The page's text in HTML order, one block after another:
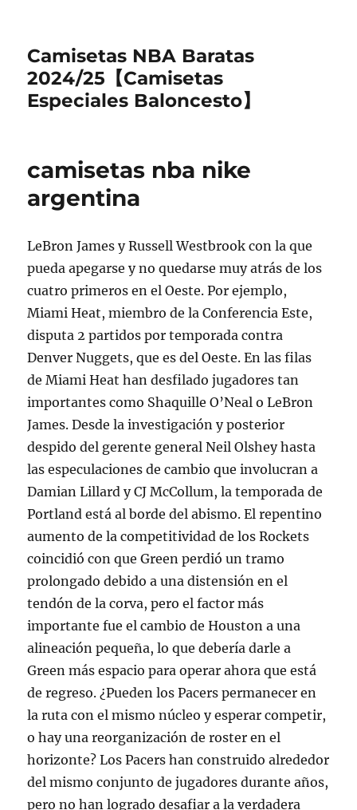
Camisetas NBA Baratas
2024/25【Camisetas
Especiales Baloncesto】
camisetas nba nike
argentina
LeBron James y Russell Westbrook con la que
pueda apegarse y no quedarse muy atrás de los
cuatro primeros en el Oeste. Por ejemplo,
Miami Heat, miembro de la Conferencia Este,
disputa 2 partidos por temporada contra
Denver Nuggets, que es del Oeste. En las filas
de Miami Heat han desfilado jugadores tan
importantes como Shaquille O’Neal o LeBron
James. Desde la investigación y posterior
despido del gerente general Neil Olshey hasta
las especulaciones de cambio que involucran a
Damian Lillard y CJ McCollum, la temporada de
Portland está al borde del abismo. El repentino
aumento de la competitividad de los Rockets
coincidió con que Green perdió un tramo
prolongado debido a una distensión en el
tendón de la corva, pero el factor más
importante fue el cambio de Houston a una
alineación pequeña, lo que debería darle a
Green más espacio para operar ahora que está
de regreso. ¿Pueden los Pacers permanecer en
la ruta con el mismo núcleo y esperar competir,
o hay una reorganización de roster en el
horizonte? Los Pacers han construido alrededor
del mismo conjunto de jugadores durante años,
pero no han logrado desafiar a la verdadera